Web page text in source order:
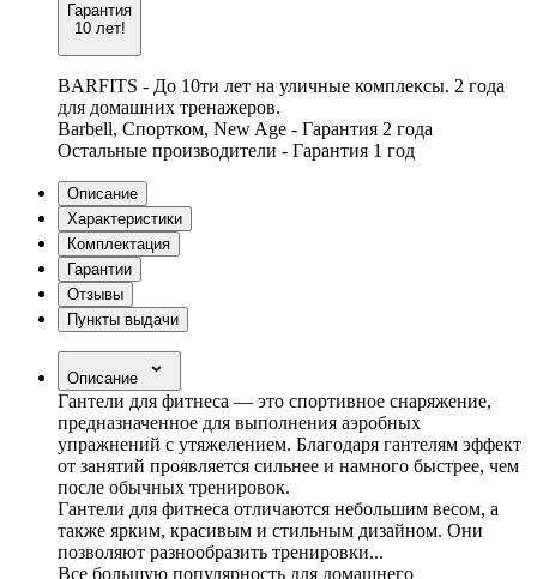
Гарантия
10 лет!
BARFITS - До 10ти лет на уличные комплексы. 2 года
для домашних тренажеров.
Barbell, Спортком, New Age - Гарантия 2 года
Остальные производители - Гарантия 1 год
Описание
Характеристики
Комплектация
Гарантии
Отзывы
Пункты выдачи
Описание
Гантели для фитнеса ― это спортивное снаряжение,
предназначенное для выполнения аэробных
упражнений с утяжелением. Благодаря гантелям эффект
от занятий проявляется сильнее и намного быстрее, чем
после обычных тренировок.
Гантели для фитнеса отличаются небольшим весом, а
также ярким, красивым и стильным дизайном. Они
позволяют разнообразить тренировки...
Все большую популярность для домашнего